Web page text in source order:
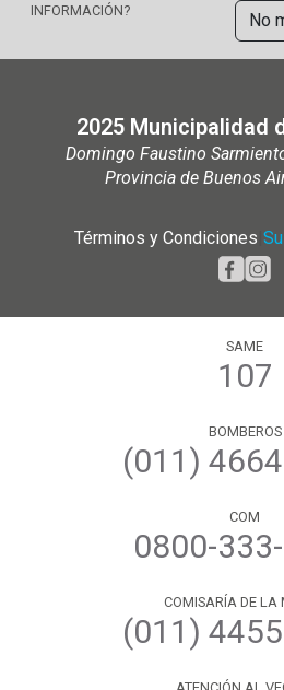
INFORMACIÓN?
No
2025 Municipalidad
Domingo Faustino
Provincia de Buenos
Términos y Condiciones
SAME
107
BOMBEROS
(011)
COM
0800-
COMISARÍA DE LA
(011)